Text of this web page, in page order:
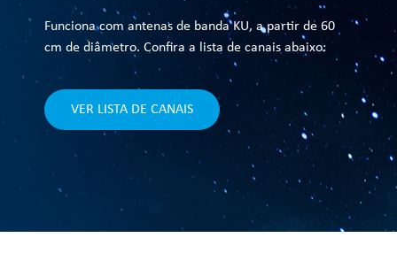
Funciona com antenas de banda KU, a partir de 60
cm de diâmetro. Confira a lista de canais abaixo:
VER LISTA DE CANAIS